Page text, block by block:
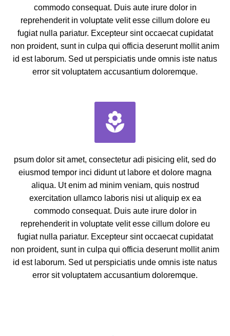
commodo consequat. Duis aute irure dolor in
reprehenderit in voluptate velit esse cillum dolore eu
fugiat nulla pariatur. Excepteur sint occaecat cupidatat
non proident, sunt in culpa qui officia deserunt mollit anim
id est laborum. Sed ut perspiciatis unde omnis iste natus
error sit voluptatem accusantium doloremque.


psum dolor sit amet, consectetur adi pisicing elit, sed do
eiusmod tempor inci didunt ut labore et dolore magna
aliqua. Ut enim ad minim veniam, quis nostrud
exercitation ullamco laboris nisi ut aliquip ex ea
commodo consequat. Duis aute irure dolor in
reprehenderit in voluptate velit esse cillum dolore eu
fugiat nulla pariatur. Excepteur sint occaecat cupidatat
non proident, sunt in culpa qui officia deserunt mollit anim
id est laborum. Sed ut perspiciatis unde omnis iste natus
error sit voluptatem accusantium doloremque.